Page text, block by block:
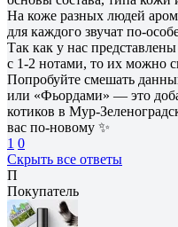
На коже разных людей
для каждого звучат по-
Так как у нас
с 1-2 нотами, то их можно
Попробуйте смешать
или «Фьордами» — это
котиков в Мур-
вас по-новому ✨
1 0
Скрыть все ответы
П
Покупатель